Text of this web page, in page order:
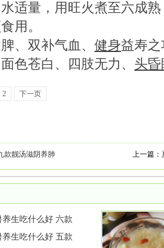
适量，用旺火煮至六成
用。
双补气血、 健身益寿
色苍白、四肢无力、 头昏
2 下一页
上一篇：
款靓汤滋阴养肺
养生吃什么好 六款
养生吃什么好 五款